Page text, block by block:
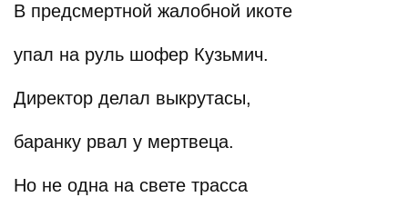
В предсмертной жалобной икоте
упал на руль шофер Кузьмич.
Директор делал выкрутасы,
баранку рвал у мертвеца.
Но не одна на свете трасса